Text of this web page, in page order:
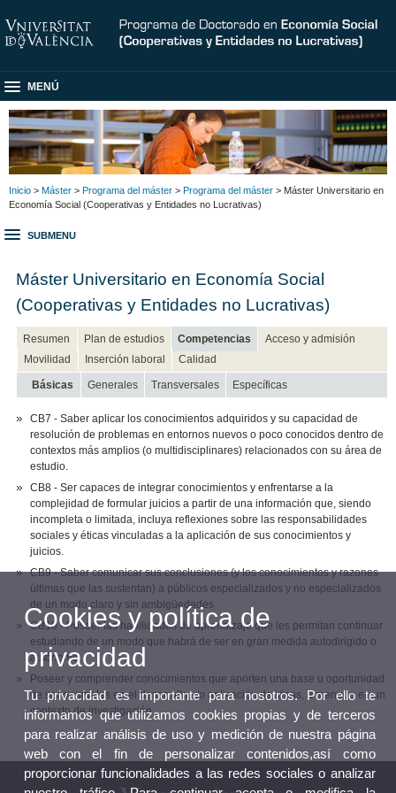
MENÚ
Inicio > Máster > Programa del máster > Programa del máster > Máster Universitario en
Economía Social (Cooperativas y Entidades no Lucrativas)
SUBMENU
Máster Universitario en Economía Social
(Cooperativas y Entidades no Lucrativas)
Resumen Plan de estudios Competencias
Acceso y admisión
Movilidad
Inserción laboral Calidad
Básicas Generales Transversales Específicas
CB7 - Saber aplicar los conocimientos adquiridos y su capacidad de
resolución de problemas en entornos nuevos o poco conocidos dentro de
contextos más amplios (o multidisciplinares) relacionados con su área de
estudio.
CB8 - Ser capaces de integrar conocimientos y enfrentarse a la
complejidad de formular juicios a partir de una información que, siendo
incompleta o limitada, incluya reflexiones sobre las responsabilidades
sociales y éticas vinculadas a la aplicación de sus conocimientos y
juicios.
CB9 - Saber comunicar sus conclusiones (y los conocimientos y razones
últimas que las sustentan) a públicos especializados y no especializados
de un modo claro y sin ambigüedades
CB10 - Poseer las habilidades de aprendizaje que les permitan continuar
estudiando de un modo que habrá de ser en gran medida autodirigido o
autónomo.
Poseer y comprender conocimientos que aporten una base u oportunidad
de ser originales en el desarrollo y/o aplicación de ideas, a menudo en un
contexto de investigación.
Cookies y política de
privacidad
Tu privacidad es importante para nosotros. Por ello te
informamos que utilizamos cookies propias y de terceros
para realizar análisis de uso y medición de nuestra página
web con el fin de personalizar contenidos,así como
proporcionar funcionalidades a las redes sociales o analizar